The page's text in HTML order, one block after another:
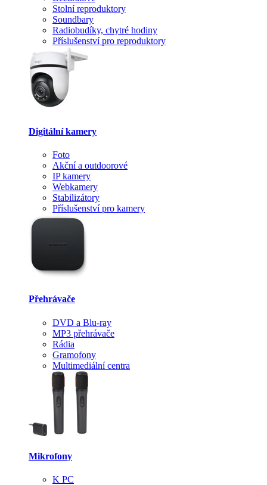
Stolní reproduktory
Soundbary
Radiobudíky, chytré hodiny
Příslušenství pro reproduktory
Digitální kamery
Foto
Akční a outdoorové
IP kamery
Webkamery
Stabilizátory
Příslušenství pro kamery
Přehrávače
DVD a Blu-ray
MP3 přehrávače
Rádia
Gramofony
Multimediální centra
Mikrofony
K PC